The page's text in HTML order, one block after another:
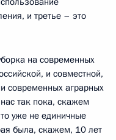
и третье – это
на современных
и совместной,
современных аграрных
так пока, скажем
уже не единичные
была, скажем, 10 лет